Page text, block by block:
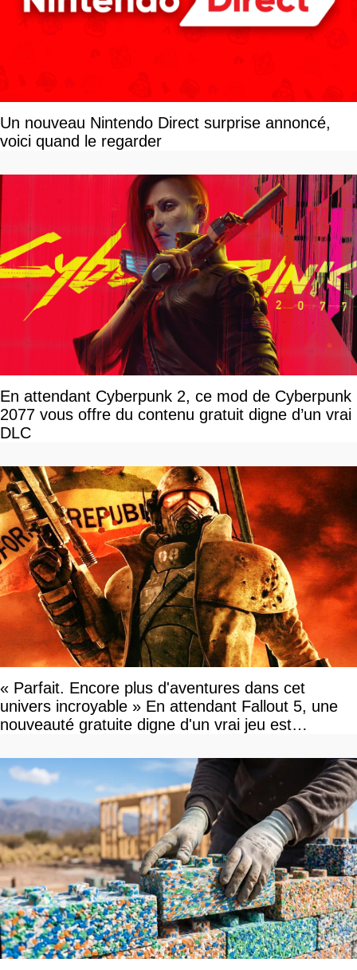
Un nouveau Nintendo Direct surprise annoncé,
voici quand le regarder
En attendant Cyberpunk 2, ce mod de Cyberpunk
2077 vous offre du contenu gratuit digne d’un vrai
DLC
« Parfait. Encore plus d'aventures dans cet
univers incroyable » En attendant Fallout 5, une
nouveauté gratuite digne d'un vrai jeu est